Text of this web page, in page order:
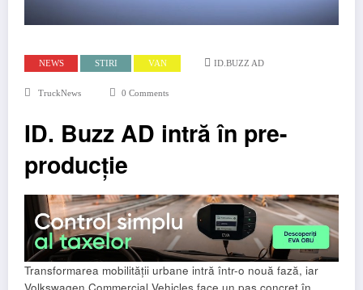
NEWS STIRI VAN ID.BUZZ AD
TruckNews 0 Comments
ID. Buzz AD intră în pre-
producție
Transformarea mobilității urbane intră într-o nouă fază, iar